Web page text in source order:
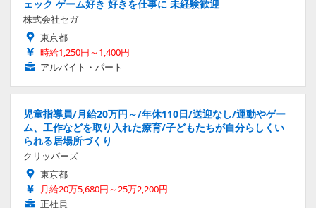
ェック ゲーム好き 好きを仕事に 未経験歓迎
株式会社セガ
東京都
時給1,250円～1,400円
アルバイト・パート
児童指導員/月給20万円～/年休110日/送迎なし/運動やゲー
ム、工作などを取り入れた療育/子どもたちが自分らしくい
られる居場所づくり
クリッパーズ
東京都
月給20万5,680円～25万2,200円
正社員